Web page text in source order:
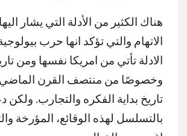
هناك الكثير من الأدلة التي يشار
الاتهام والتي تؤكد انها حرب
الادلة تأتي من امريكا نفسها ومن
وخصوصًا من منتصف القرن الماضي.
تاريخ بداية الفكره والتجارب. ولكن
بالتسلسل لهذه الوقائع، المؤرخة